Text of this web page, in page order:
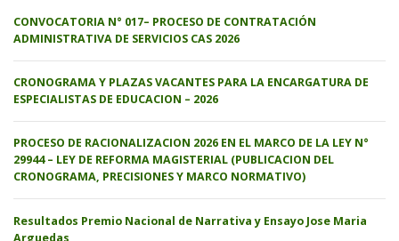
CONVOCATORIA N° 017– PROCESO DE CONTRATACIÓN
ADMINISTRATIVA DE SERVICIOS CAS 2026
CRONOGRAMA Y PLAZAS VACANTES PARA LA ENCARGATURA DE
ESPECIALISTAS DE EDUCACION – 2026
PROCESO DE RACIONALIZACION 2026 EN EL MARCO DE LA LEY N°
29944 – LEY DE REFORMA MAGISTERIAL (PUBLICACION DEL
CRONOGRAMA, PRECISIONES Y MARCO NORMATIVO)
Resultados Premio Nacional de Narrativa y Ensayo Jose Maria
Arguedas